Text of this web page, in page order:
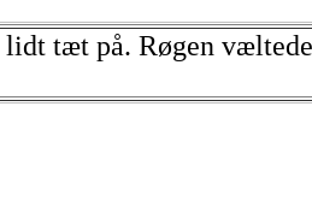
tæt på. Røgen